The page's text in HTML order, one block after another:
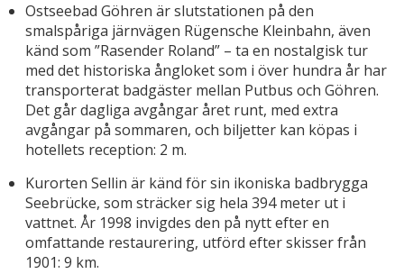
Ostseebad Göhren är slutstationen på den
smalspåriga järnvägen Rügensche Kleinbahn, även
känd som ”Rasender Roland” – ta en nostalgisk tur
med det historiska ångloket som i över hundra år har
transporterat badgäster mellan Putbus och Göhren.
Det går dagliga avgångar året runt, med extra
avgångar på sommaren, och biljetter kan köpas i
hotellets reception: 2 m.
Kurorten Sellin är känd för sin ikoniska badbrygga
Seebrücke, som sträcker sig hela 394 meter ut i
vattnet. År 1998 invigdes den på nytt efter en
omfattande restaurering, utförd efter skisser från
1901: 9 km.